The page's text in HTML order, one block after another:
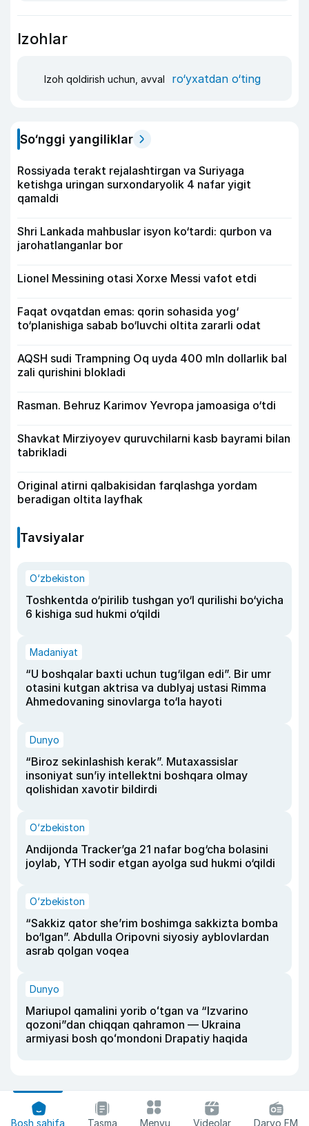
Izohlar
Izoh qoldirish uchun, avval ro‘yxatdan o‘ting
So‘nggi yangiliklar
Rossiyada terakt rejalashtirgan va Suriyaga
ketishga uringan surxondaryolik 4 nafar yigit
qamaldi
Shri Lankada mahbuslar isyon ko‘tardi: qurbon va
jarohatlanganlar bor
Lionel Messining otasi Xorxe Messi vafot etdi
Faqat ovqatdan emas: qorin sohasida yog‘
to‘planishiga sabab bo‘luvchi oltita zararli odat
AQSH sudi Trampning Oq uyda 400 mln dollarlik bal
zali qurishini blokladi
Rasman. Behruz Karimov Yevropa jamoasiga o‘tdi
Shavkat Mirziyoyev quruvchilarni kasb bayrami bilan
tabrikladi
Original atirni qalbakisidan farqlashga yordam
beradigan oltita layfhak
Tavsiyalar
O‘zbekiston
Toshkentda o‘pirilib tushgan yo‘l qurilishi bo‘yicha
6 kishiga sud hukmi o‘qildi
Madaniyat
“U boshqalar baxti uchun tug‘ilgan edi”. Bir umr
otasini kutgan aktrisa va dublyaj ustasi Rimma
Ahmedovaning sinovlarga to‘la hayoti
Dunyo
“Biroz sekinlashish kerak”. Mutaxassislar
insoniyat sun’iy intellektni boshqara olmay
qolishidan xavotir bildirdi
O‘zbekiston
Andijonda Tracker’ga 21 nafar bog‘cha bolasini
joylab, YTH sodir etgan ayolga sud hukmi o‘qildi
O‘zbekiston
“Sakkiz qator she’rim boshimga sakkizta bomba
bo‘lgan”. Abdulla Oripovni siyosiy ayblovlardan
asrab qolgan voqea
Dunyo
Mariupol qamalini yorib oʻtgan va “Izvarino
qozoni”dan chiqqan qahramon — Ukraina
armiyasi bosh qoʻmondoni Drapatiy haqida
Bosh sahifa Tasma Menyu Videolar Daryo FM